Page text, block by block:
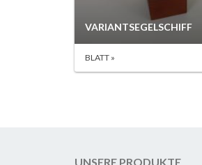
VARIANTSEGELSCHIFF
BLATT »
UNSERE PRODUKTE